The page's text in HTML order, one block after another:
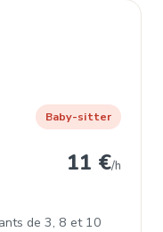
à Chamarande
Baby-sitter
11 €/h
de 3, 8 et 10